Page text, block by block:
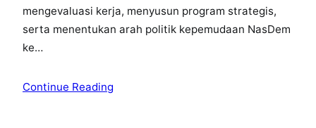
mengevaluasi kerja, menyusun program strategis,
serta menentukan arah politik kepemudaan NasDem
ke…
Continue Reading